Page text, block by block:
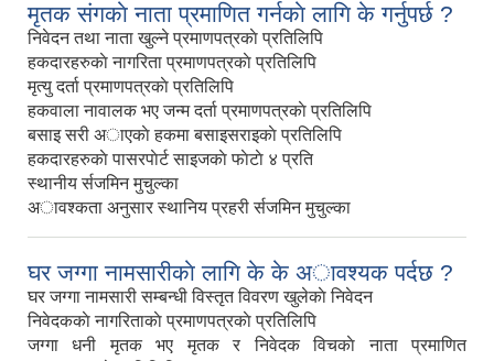
मृतक संगकाे नाता प्रमाणित गर्नकाे लागि के गर्नुपर्छ ?
निवेदन तथा नाता खुल्ने प्रमाणपत्रकाे प्रतिलिपि
हकदारहरुकाे नागरिता प्रमाणपत्रकाे प्रतिलिपि
मृत्यु दर्ता प्रमाणपत्रकाे प्रतिलिपि
हकवाला नावालक भए जन्म दर्ता प्रमाणपत्रकाे प्रतिलिपि
बसाइ सरी अाएकाे हकमा बसाइसराइकाे प्रतिलिपि
हकदारहरुकाे पासरपाेर्ट साइजकाे फाेटाे ४ प्रति
स्थानीय र्सजमिन मुचुल्का
अावश्कता अनुसार स्थानिय प्रहरी र्सजमिन मुचुल्का
घर जग्गा नामसारीकाे लागि के के अावश्यक पर्दछ ?
घर जग्गा नामसारी सम्बन्धी विस्तृत विवरण खुलेकाे निवेदन
निवेदककाे नागरिताकाे प्रमाणपत्रकाे प्रतिलिपि
जग्गा धनी मृतक भए मृतक र निवेदक विचकाे नाता प्रमाणित